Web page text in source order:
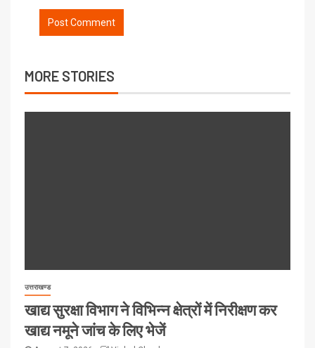
MORE STORIES
उत्तराखण्ड
खाद्य सुरक्षा विभाग ने विभिन्न क्षेत्रों में निरीक्षण कर
खाद्य नमूने जांच के लिए भेजें